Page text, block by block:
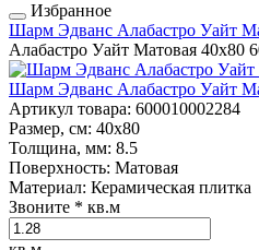
Избранное
Шарм Эдванс Алабастро Уайт
Алабастро Уайт Матовая 40x80
Шарм Эдванс Алабастро Уайт
Артикул товара: 600010002284
Размер, см: 40x80
Толщина, мм: 8.5
Поверхность: Матовая
Материал: Керамическая плитка
Звоните * кв.м